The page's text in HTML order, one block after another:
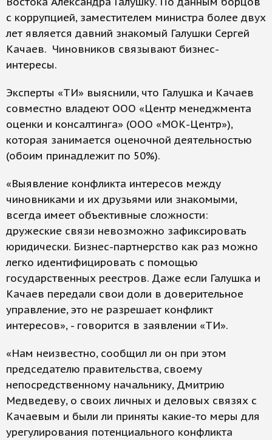
с коррупцией, заместителем министра более двух
лет является давний знакомый Галушки Сергей
Качаев. Чиновников связывают бизнес-
интересы.
Эксперты «ТИ» выяснили, что Галушка и Качаев
совместно владеют ООО «Центр менеджмента
оценки и консалтинга» (ООО «МОК-Центр»),
которая занимается оценочной деятельностью
(обоим принадлежит по 50%).
«Выявление конфликта интересов между
чиновниками и их друзьями или знакомыми,
всегда имеет объективные сложности:
дружеские связи невозможно зафиксировать
юридически. Бизнес-партнерство как раз можно
легко идентифицировать с помощью
государственных реестров. Даже если Галушка и
Качаев передали свои доли в доверительное
управление, это не разрешает конфликт
интересов», - говорится в заявлении «ТИ».
«Нам неизвестно, сообщил ли он при этом
председателю правительства, своему
непосредственному начальнику, Дмитрию
Медведеву, о своих личных и деловых связях с
Качаевым и были ли приняты какие-то меры для
урегулирования потенциального конфликта